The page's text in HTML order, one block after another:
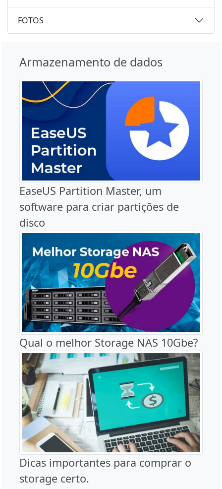
FOTOS
Armazenamento de dados
EaseUS Partition Master, um
software para criar partições de
disco
Qual o melhor Storage NAS 10Gbe?
Dicas importantes para comprar o
storage certo.